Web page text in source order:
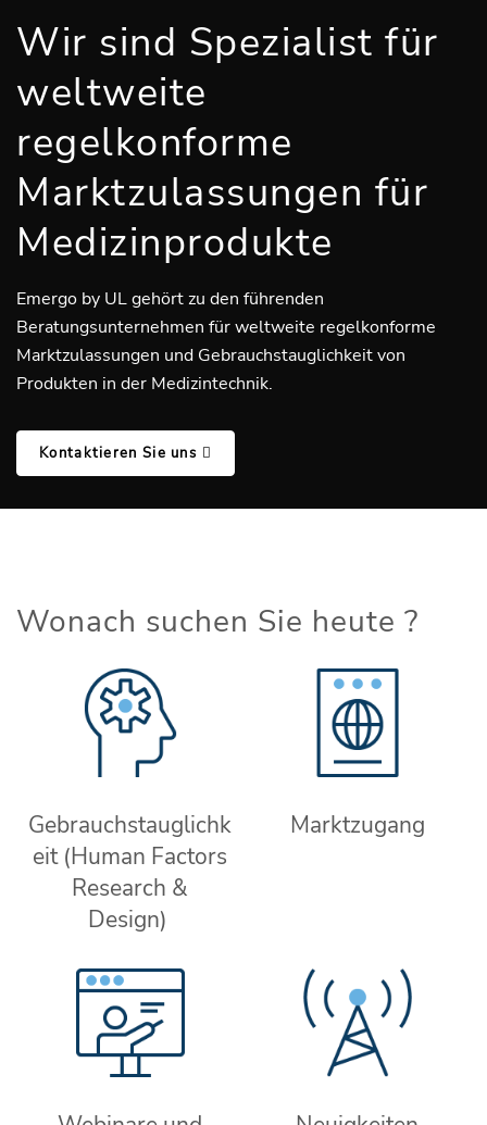
Wir sind Spezialist für
weltweite
regelkonforme
Marktzulassungen für
Medizinprodukte
Emergo by UL gehört zu den führenden
Beratungsunternehmen für weltweite regelkonforme
Marktzulassungen und Gebrauchstauglichkeit von
Produkten in der Medizintechnik.
Kontaktieren Sie uns
Wonach suchen Sie heute ?
Gebrauchstauglichk
eit (Human Factors
Research &
Design)
Marktzugang